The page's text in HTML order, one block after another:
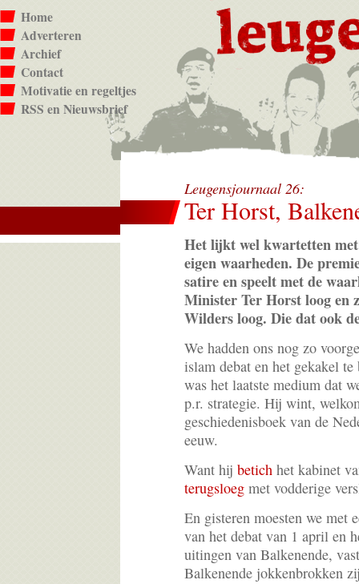
Home
Adverteren
Archief
Contact
Motivatie en regeltjes
RSS en Nieuwsbrief
Leugensjournaal 26:
Ter Horst,
Het lijkt wel kwartetten met
eigen waarheden. De
satire en speelt met de
Minister Ter Horst loog en
Wilders loog. Die dat ook
We hadden ons nog zo
islam debat en het gekakel
was het laatste medium dat
p.r. strategie. Hij wint,
geschiedenisboek van de
eeuw.
Want hij betich het kabinet
terugsloeg met vodderige
En gisteren moesten we met
van het debat van 1 april en
uitingen van Balkenende,
Balkenende jokkenbrokken